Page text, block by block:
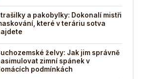
a pakobylky: Dokonalí mistři
které v teráriu sotva
želvy: Jak jim správně
zimní spánek v
podmínkách